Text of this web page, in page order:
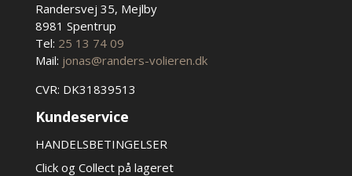
Randersvej 35, Mejlby
8981 Spentrup
Tel: 25 13 74 09
Mail: jonas@randers-volieren.dk
CVR: DK31839513
Kundeservice
HANDELSBETINGELSER
Click og Collect på lageret